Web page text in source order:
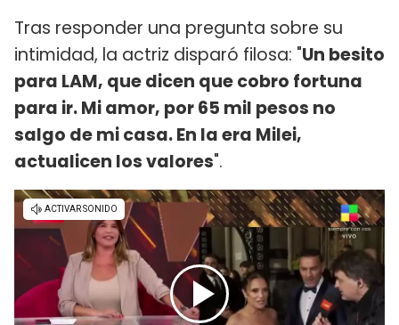
Tras responder una pregunta sobre su
intimidad, la actriz disparó filosa: "Un besito
para LAM, que dicen que cobro fortuna
para ir. Mi amor, por 65 mil pesos no
salgo de mi casa. En la era Milei,
actualicen los valores".